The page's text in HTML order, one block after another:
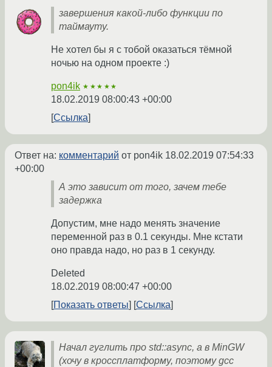
завершения какой-либо функции по
таймауту.
Не хотел бы я с тобой оказаться тёмной
ночью на одном проекте :)
pon4ik ★★★★★
18.02.2019 08:00:43 +00:00
Ссылка
Ответ на: комментарий от pon4ik 18.02.2019 07:54:33
+00:00
А это зависит от того, зачем тебе
задержка
Допустим, мне надо менять значение
переменной раз в 0.1 секунды. Мне кстати
оно правда надо, но раз в 1 секунду.
Deleted
18.02.2019 08:00:47 +00:00
Показать ответы
Ссылка
Начал гуглить про std::async, а в MinGW
(хочу в кроссплатформу, поэтому gcc